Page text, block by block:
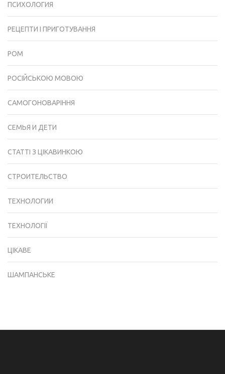
ПСИХОЛОГИЯ
РЕЦЕПТИ І ПРИГОТУВАННЯ
РОМ
РОСІЙСЬКОЮ МОВОЮ
САМОГОНОВАРІННЯ
СЕМЬЯ И ДЕТИ
СТАТТІ З ЦІКАВИНКОЮ
СТРОИТЕЛЬСТВО
ТЕХНОЛОГИИ
ТЕХНОЛОГІЇ
ЦІКАВЕ
ШАМПАНСЬКЕ